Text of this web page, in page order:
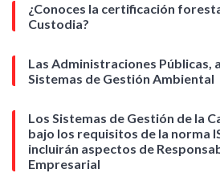
¿Conoces la certificación
Custodia?
Las Administraciones Públicas,
Sistemas de Gestión Ambiental
Los Sistemas de Gestión de la
bajo los requisitos de la norma
incluirán aspectos de
Empresarial